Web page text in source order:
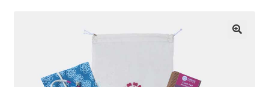
Menstruatiedisks
Menstruatiesponsjes